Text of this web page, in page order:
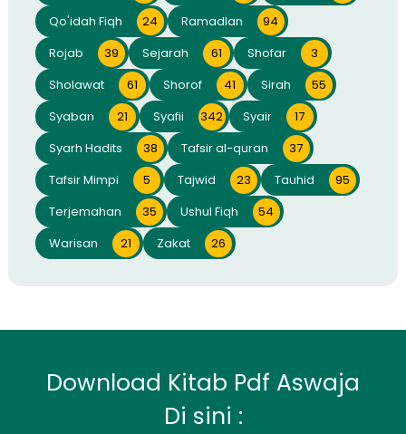
Qo'idah Fiqh
24 Ramadlan
94
Rojab
39 Sejarah 61 Shofar
3
Sholawat
61 Shorof 41 Sirah
55
Syaban
21 Syafii 342 Syair
17
Syarh Hadits
38 Tafsir al-quran
37
Tafsir Mimpi
5 Tajwid 23 Tauhid
95
Terjemahan
35 Ushul Fiqh
54
Warisan
21 Zakat 26
Download Kitab Pdf Aswaja
Di sini :